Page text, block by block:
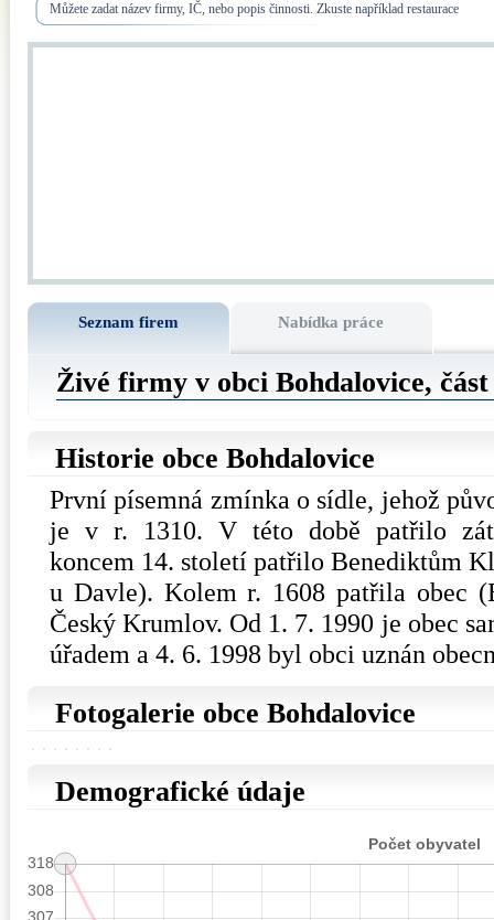
Můžete zadat název firmy, IČ, nebo popis činnosti. Zkuste například restaurace
Seznam firem Nabídka práce
Živé firmy v obci Bohdalovice,
Historie obce Bohdalovice
První písemná zmínka o sídle, jehož
je v r. 1310. V této době patřilo
koncem 14. století patřilo Benediktům
u Davle). Kolem r. 1608 patřila obec
Český Krumlov. Od 1. 7. 1990 je obec
úřadem a 4. 6. 1998 byl obci uznán
Fotogalerie obce Bohdalovice
Demografické údaje